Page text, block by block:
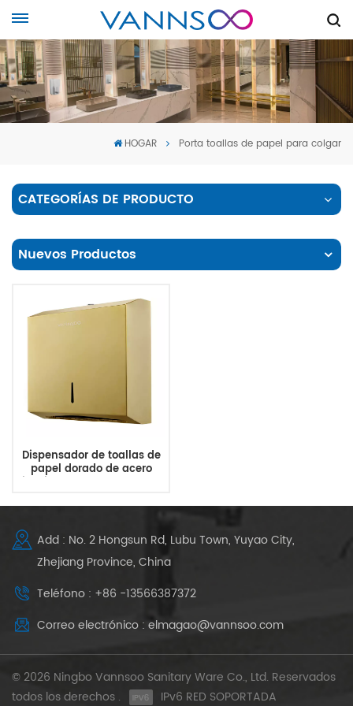
HOGAR Porta toallas de papel para colgar
CATEGORÍAS DE PRODUCTO
Nuevos Productos
Dispensador de toallas de
papel dorado de acero
inoxidable montado en la
Add : No. 2 Hongsun Rd, Lubu Town, Yuyao City,
Zhejiang Province, China
Teléfono : +86 -13566387372
Correo electrónico : elmagao@vannsoo.com
© 2026 Ningbo Vannsoo Sanitary Ware Co., Ltd. Reservados
todos los derechos .
IPv6 RED SOPORTADA